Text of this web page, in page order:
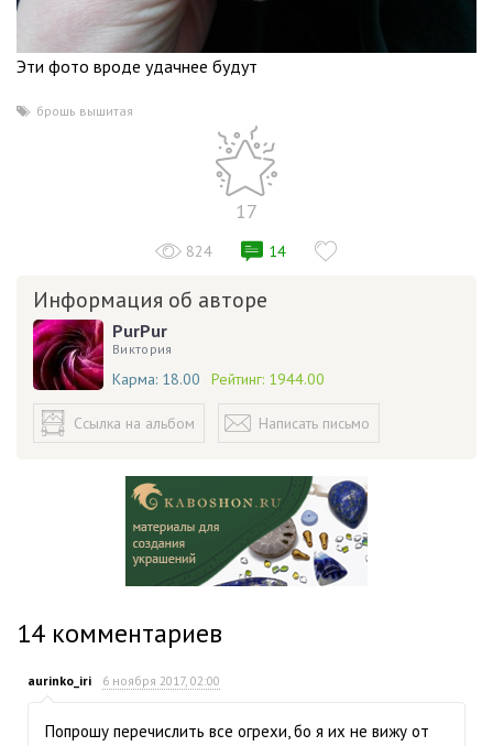
Эти фото вроде удачнее будут
брошь вышитая
17
824 14
Информация об авторе
PurPur
Виктория
Карма: 18.00 Рейтинг: 1944.00
Ссылка на альбом Написать письмо
14 комментариев
aurinko_iri 6 ноября 2017, 02:00
Попрошу перечислить все огрехи, бо я их не вижу от